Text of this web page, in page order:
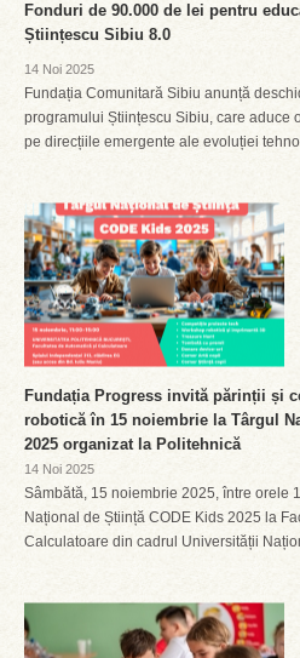
Fonduri de 90.000 de lei pentru
Științescu Sibiu 8.0
14 Noi 2025
Fundația Comunitară Sibiu anunță
programului Științescu Sibiu, care aduce
pe direcțiile emergente ale evoluției
Fundația Progress invită părinții și
robotică în 15 noiembrie la Târgul
2025 organizat la Politehnică
14 Noi 2025
Sâmbătă, 15 noiembrie 2025, între orele
Național de Știință CODE Kids 2025 la
Calculatoare din cadrul Universității